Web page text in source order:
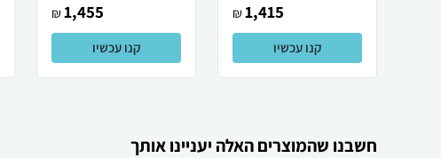
1,415
₪
קנו עכשיו
1,455
₪
קנו עכשיו
חשבנו שהמוצרים האלה יעניינו אותך